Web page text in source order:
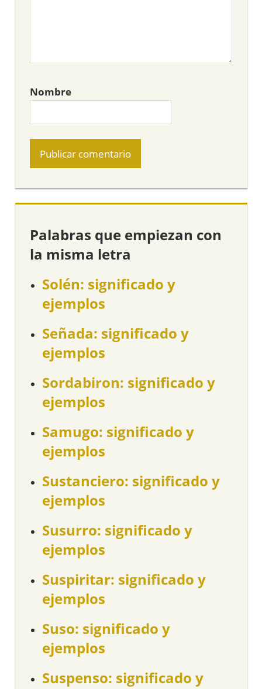
Nombre
Palabras que empiezan con
la misma letra
Solén: significado y
ejemplos
Señada: significado y
ejemplos
Sordabiron: significado y
ejemplos
Samugo: significado y
ejemplos
Sustanciero: significado y
ejemplos
Susurro: significado y
ejemplos
Suspiritar: significado y
ejemplos
Suso: significado y
ejemplos
Suspenso: significado y